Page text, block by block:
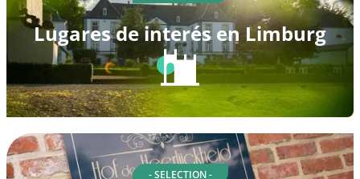
Lugares de interés en Limburg
- SELECTION -